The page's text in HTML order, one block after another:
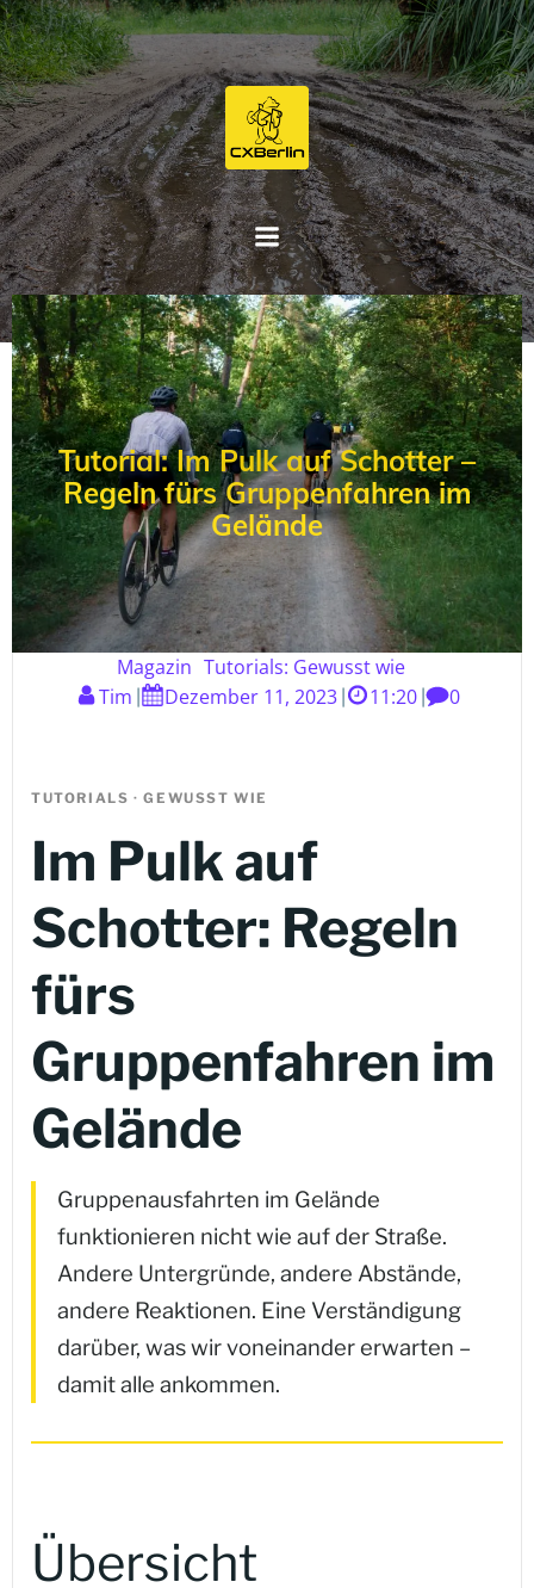
Zum
Inhalt
springen
Tutorial: Im Pulk auf Schotter –
Regeln fürs Gruppenfahren im
Gelände
Magazin Tutorials: Gewusst wie
Tim
Dezember 11, 2023 11:20 0
TUTORIALS · GEWUSST WIE
Im Pulk auf
Schotter: Regeln
fürs
Gruppenfahren im
Gelände
Gruppenausfahrten im Gelände
funktionieren nicht wie auf der Straße.
Andere Untergründe, andere Abstände,
andere Reaktionen. Eine Verständigung
darüber, was wir voneinander erwarten –
damit alle ankommen.
Übersicht